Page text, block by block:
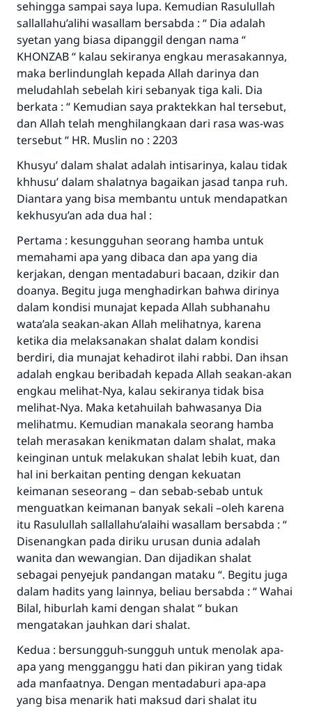
sehingga sampai saya lupa. Kemudian Rasulullah
sallallahu’alihi wasallam bersabda : “ Dia adalah
syetan yang biasa dipanggil dengan nama “
KHONZAB “ kalau sekiranya engkau merasakannya,
maka berlindunglah kepada Allah darinya dan
meludahlah sebelah kiri sebanyak tiga kali. Dia
berkata : “ Kemudian saya praktekkan hal tersebut,
dan Allah telah menghilangkaan dari rasa was-was
tersebut “ HR. Muslin no : 2203
Khusyu’ dalam shalat adalah intisarinya, kalau tidak
khhusu’ dalam shalatnya bagaikan jasad tanpa ruh.
Diantara yang bisa membantu untuk mendapatkan
kekhusyu’an ada dua hal :
Pertama : kesungguhan seorang hamba untuk
memahami apa yang dibaca dan apa yang dia
kerjakan, dengan mentadaburi bacaan, dzikir dan
doanya. Begitu juga menghadirkan bahwa dirinya
dalam kondisi munajat kepada Allah subhanahu
wata’ala seakan-akan Allah melihatnya, karena
ketika dia melaksanakan shalat dalam kondisi
berdiri, dia munajat kehadirot ilahi rabbi. Dan ihsan
adalah engkau beribadah kepada Allah seakan-akan
engkau melihat-Nya, kalau sekiranya tidak bisa
melihat-Nya. Maka ketahuilah bahwasanya Dia
melihatmu. Kemudian manakala seorang hamba
telah merasakan kenikmatan dalam shalat, maka
keinginan untuk melakukan shalat lebih kuat, dan
hal ini berkaitan penting dengan kekuatan
keimanan seseorang – dan sebab-sebab untuk
menguatkan keimanan banyak sekali –oleh karena
itu Rasulullah sallallahu’alaihi wasallam bersabda : “
Disenangkan pada diriku urusan dunia adalah
wanita dan wewangian. Dan dijadikan shalat
sebagai penyejuk pandangan mataku “. Begitu juga
dalam hadits yang lainnya, beliau bersabda : “ Wahai
Bilal, hiburlah kami dengan shalat “ bukan
mengatakan jauhkan dari shalat.
Kedua : bersungguh-sungguh untuk menolak apa-
apa yang mengganggu hati dan pikiran yang tidak
ada manfaatnya. Dengan mentadaburi apa-apa
yang bisa menarik hati maksud dari shalat itu